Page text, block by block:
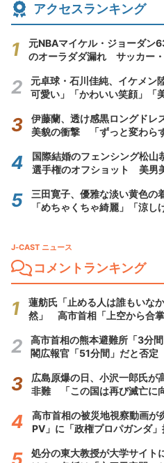
アクセスランキング
元NBAマイケル・ジョーダン
のオーラダダ漏れ サッカー
元卓球・石川佳純、イケメ
可愛い」「かわいい笑顔」「
伊藤蘭、透け感黒ロングドレ
美貌の衝撃 「ずっと変わら
国際結婚のフェンシング松山
選手権のオフショット 美男
三田寛子、優雅な淡い黄色
「めちゃくちゃ綺麗」「涼し
J-CAST ニュース
コメントランキング
蓮舫氏「止める人は誰もいな
然」 高市首相「上空から合
高市首相の熊本避難所「3分
閣広報官「51分間」だと否定
広島原爆の日、小沢一郎氏が
非難 「この国は再び滅亡に
高市首相の被災地視察動画
PV」に「政権プロパガンダ
処分の東大教授が大学サイト